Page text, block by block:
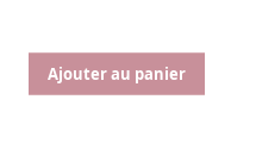
Ajouter au panier